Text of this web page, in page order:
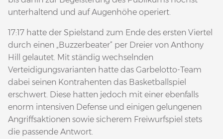
unterhaltend und auf Augenhöhe operiert.
17:17 hatte der Spielstand zum Ende des ersten Viertel
durch einen „Buzzerbeater“ per Dreier von Anthony
Hill gelautet. Mit ständig wechselnden
Verteidigungsvarianten hatte das Garbelotto-Team
dabei seinen Kontrahenten das Basketballspiel
erschwert. Diese hatten jedoch mit einer ebenfalls
enorm intensiven Defense und einigen gelungenen
Angriffsaktionen sowie sicherem Freiwurfspiel stets
die passende Antwort.